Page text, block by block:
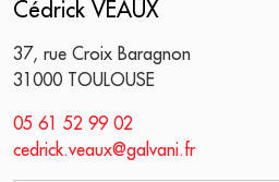
Cédrick VEAUX
37, rue Croix Baragnon
31000 TOULOUSE
05 61 52 99 02
cedrick.veaux@galvani.fr